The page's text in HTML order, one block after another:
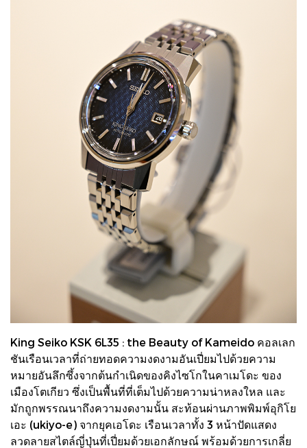
King Seiko KSK 6L35 : the Beauty of Kameido คอลเลก
ชันเรือนเวลาที่ถ่ายทอดความงดงามอันเปี่ยมไปด้วยความ
หมายอันลึกซึ้งจากต้นกำเนิดของคิงไซโกในคาเมโดะ ของ
เมืองโตเกียว ซึ่งเป็นพื้นที่ที่เต็มไปด้วยความน่าหลงใหล และ
มักถูกพรรณนาถึงความงดงามนั้น สะท้อนผ่านภาพพิมพ์อุกิโย
เอะ (ukiyo-e) จากยุคเอโดะ เรือนเวลาทั้ง 3 หน้าปัดแสดง
ลวดลายสไตล์ญี่ปุ่นที่เปี่ยมด้วยเอกลักษณ์ พร้อมด้วยการเกลี่ย